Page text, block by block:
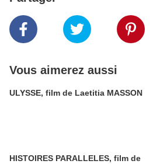
Vous aimerez aussi
ULYSSE, film de Laetitia MASSON
HISTOIRES PARALLELES, film de